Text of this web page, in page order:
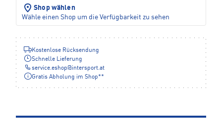
Shop wählen
Wähle einen Shop um die Verfügbarkeit zu sehen
Kostenlose Rücksendung
Schnelle Lieferung
service.eshop@intersport.at
Gratis Abholung im Shop**